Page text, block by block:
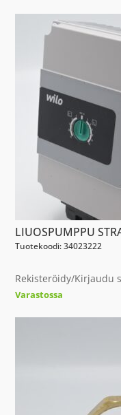
LIUOSPUMPPU
Tuotekoodi: 34023222
Rekisteröidy/Kirjaudu
Varastossa